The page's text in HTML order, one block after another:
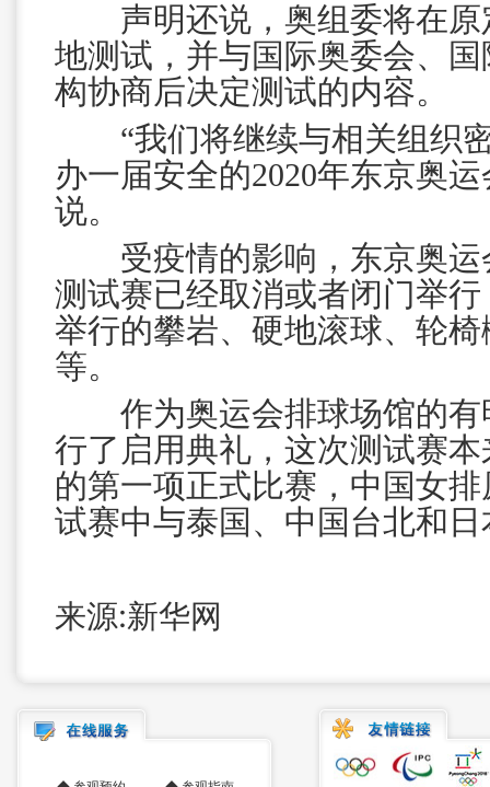
声明还说，奥组委将在原
地测试，并与国际奥委会、
构协商后决定测试的内容。
“我们将继续与相关组织
办一届安全的2020年东京奥
说。
受疫情的影响，东京奥运
测试赛已经取消或者闭门举
举行的攀岩、硬地滚球、轮
等。
作为奥运会排球场馆的有
行了启用典礼，这次测试赛
的第一项正式比赛，中国女
试赛中与泰国、中国台北和
来源:新华网